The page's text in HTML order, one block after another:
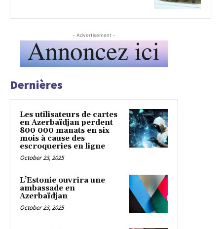
- Advertisement -
Dernières
Les utilisateurs de cartes
en Azerbaïdjan perdent
800 000 manats en six
mois à cause des
escroqueries en ligne
October 23, 2025
L’Estonie ouvrira une
ambassade en
Azerbaïdjan
October 23, 2025